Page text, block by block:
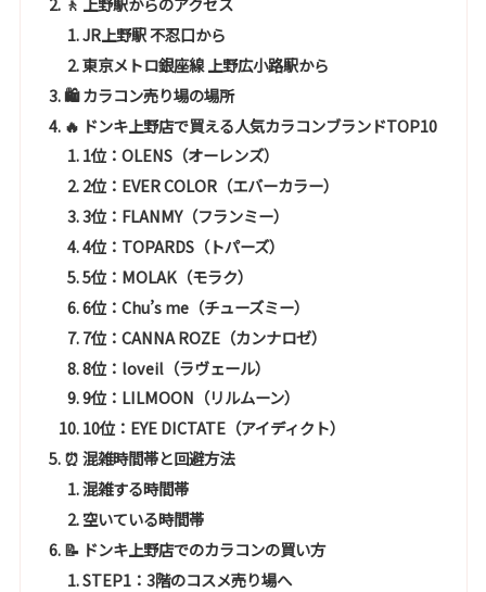
JR上野駅 不忍口から
東京メトロ銀座線 上野広小路駅から
🛍 カラコン売り場の場所
🔥 ドンキ上野店で買える人気カラコンブランドTOP10
1位：OLENS（オーレンズ）
2位：EVER COLOR（エバーカラー）
3位：FLANMY（フランミー）
4位：TOPARDS（トパーズ）
5位：MOLAK（モラク）
6位：Chu’s me（チューズミー）
7位：CANNA ROZE（カンナロゼ）
8位：loveil（ラヴェール）
9位：LILMOON（リルムーン）
10位：EYE DICTATE（アイディクト）
⏰ 混雑時間帯と回避方法
混雑する時間帯
空いている時間帯
📝 ドンキ上野店でのカラコンの買い方
STEP1：3階のコスメ売り場へ